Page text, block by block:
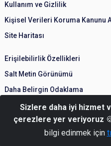
Kullanım ve Gizlilik
Kişisel Verileri Koruma Kanunu
Site Haritası
Erişilebilirlik Özellikleri
Salt Metin Görünümü
Daha Belirgin Odaklama
© Türkiye Cumhuriyeti İçişleri Bakanlığı
Sizlere daha iyi hizmet
çerezlere yer veriyoruz
bilgi edinmek için